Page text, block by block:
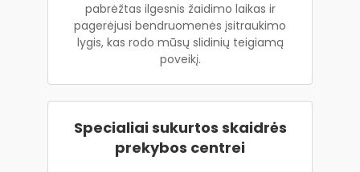
pabrėžtas ilgesnis žaidimo laikas ir
pagerėjusi bendruomenės įsitraukimo
lygis, kas rodo mūsų slidinių teigiamą
poveikį.
Specialiai sukurtos skaidrės
prekybos centrei